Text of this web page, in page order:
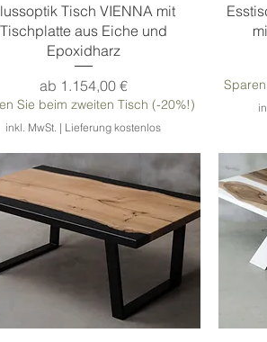
Schnellansicht
Tisch VIENNA mit
Tischplatte aus Eiche und
Epoxidharz
ab 1.154,00 €
Sale-Preis
Sie beim zweiten Tisch (-20%!)
inkl. MwSt. | Lieferung kostenlos